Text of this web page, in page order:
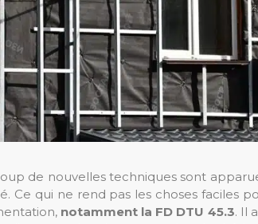
de nouvelles techniques sont
Ce qui ne rend pas les choses faciles
notamment la FD DTU 45.3. Il